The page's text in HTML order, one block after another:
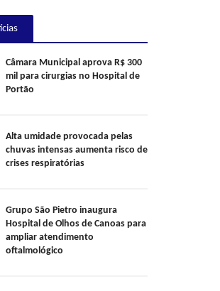
Câmara Municipal aprova R$ 300
mil para cirurgias no Hospital de
Portão
Alta umidade provocada pelas
chuvas intensas aumenta risco de
crises respiratórias
Grupo São Pietro inaugura
Hospital de Olhos de Canoas para
ampliar atendimento
oftalmológico